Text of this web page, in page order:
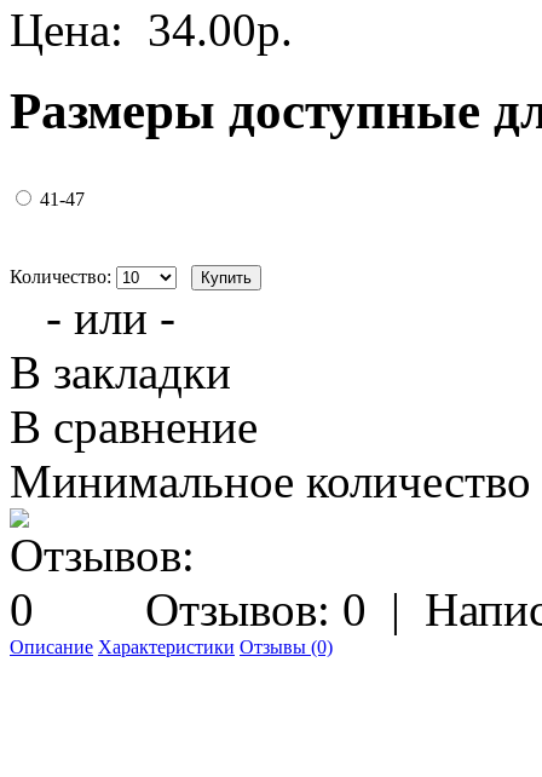
Цена: 34.00р.
Размеры доступные
41-47
Количество:
- или -
В закладки
В сравнение
Минимальное количество
Отзывов: 0 |
Описание Характеристики Отзывы (0)